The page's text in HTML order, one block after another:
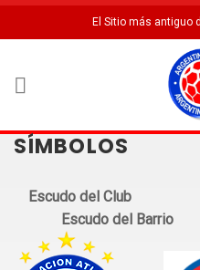
Saltar
El Sitio más antiguo
SÍMBOLOS
Escudo del Club
Escudo del Barrio